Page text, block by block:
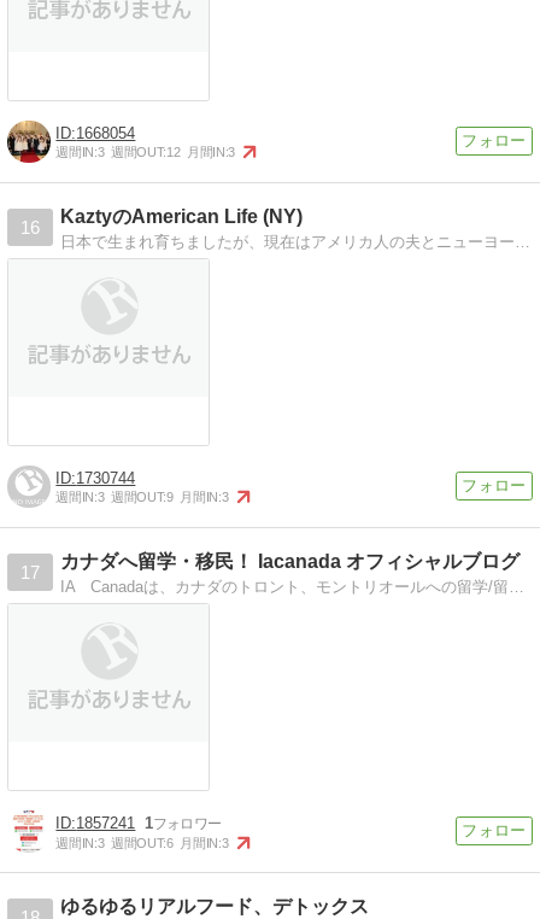
1668054
週間IN:3 週間OUT:12 月間IN:3
16
KaztyのAmerican Life (NY)
1730744
週間IN:3 週間OUT:9 月間IN:3
17
カナダへ留学・移民！ Iacanada オフィシャルブログ
1857241 1
週間IN:3 週間OUT:6 月間IN:3
ゆるゆるリアルフード、デトックス